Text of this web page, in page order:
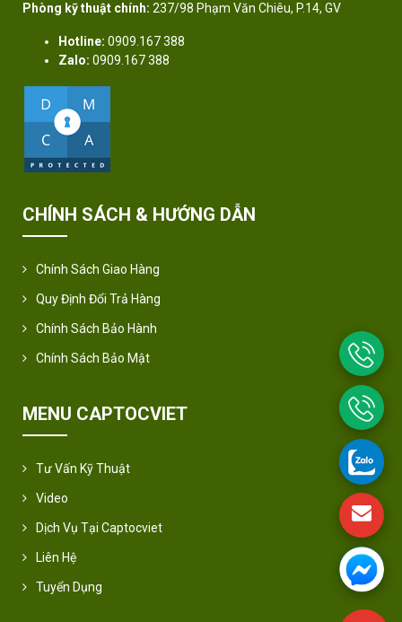
Phòng kỹ thuật chính: 237/98 Phạm Văn Chiêu, P.14, GV
Hotline: 0909.167 388
Zalo: 0909.167 388
CHÍNH SÁCH & HƯỚNG DẪN
Chính Sách Giao Hàng
Quy Định Đổi Trả Hàng
Chính Sách Bảo Hành
Chính Sách Bảo Mật
MENU CAPTOCVIET
Tư Vấn Kỹ Thuật
Video
Dịch Vụ Tại Captocviet
Liên Hệ
Tuyển Dụng